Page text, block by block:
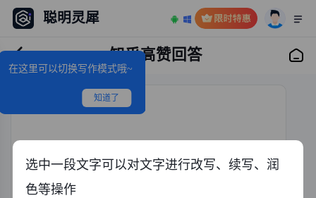
聪明灵犀
知乎高赞回答
在这里可以切换写作模式哦~
知道了
选中一段文字可以对文字进行改写、续写、润
色等操作